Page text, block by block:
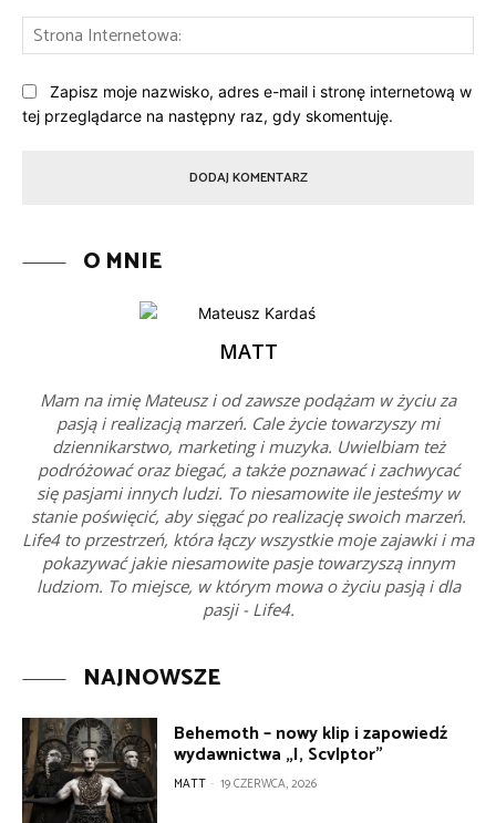
Zapisz moje nazwisko, adres e-mail i stronę internetową w
tej przeglądarce na następny raz, gdy skomentuję.
O MNIE
MATT
Mam na imię Mateusz i od zawsze podążam w życiu za
pasją i realizacją marzeń. Cale życie towarzyszy mi
dziennikarstwo, marketing i muzyka. Uwielbiam też
podróżować oraz biegać, a także poznawać i zachwycać
się pasjami innych ludzi. To niesamowite ile jesteśmy w
stanie poświęcić, aby sięgać po realizację swoich marzeń.
Life4 to przestrzeń, która łączy wszystkie moje zajawki i ma
pokazywać jakie niesamowite pasje towarzyszą innym
ludziom. To miejsce, w którym mowa o życiu pasją i dla
pasji - Life4.
NAJNOWSZE
Behemoth – nowy klip i zapowiedź
wydawnictwa „I, Scvlptor”
MATT - 19 CZERWCA, 2026